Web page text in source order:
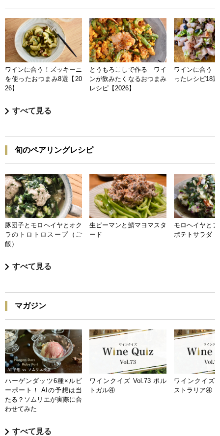
ワインに合う！ズッキーニ
を使ったおつまみ8選【20
26】
とうもろこしで作る ワイ
ンが飲みたくなるおつまみ
レシピ【2026】
ワインに合う
ったレシピ18
すべて見る
旬のペアリングレシピ
豚団子とモロヘイヤとオク
ラのトロトロスープ（ご
飯）
生ピーマンと鯖マヨマスタ
ード
モロヘイヤと
ポテトサラダ
すべて見る
マガジン
ハーゲンダッツ6種×ルビ
ーポート！ AIの予想は当
たる？ソムリエが実際に合
わせてみた
ワインクイズ Vol.73 ポル
トガル④
ワインクイズ
ストラリア④
すべて見る